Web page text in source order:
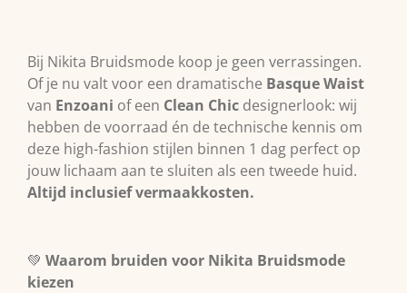
Bij Nikita Bruidsmode koop je geen verrassingen.
Of je nu valt voor een dramatische Basque Waist
van Enzoani of een Clean Chic designerlook: wij
hebben de voorraad én de technische kennis om
deze high-fashion stijlen binnen 1 dag perfect op
jouw lichaam aan te sluiten als een tweede huid.
Altijd inclusief vermaakkosten.
💚 Waarom bruiden voor Nikita Bruidsmode
kiezen